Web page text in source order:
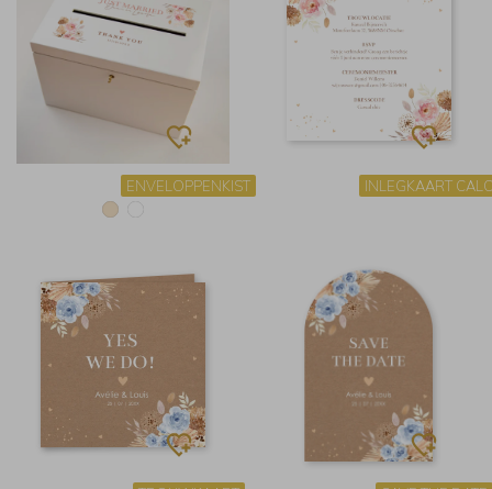
ENVELOPPENKIST INLEGKAART